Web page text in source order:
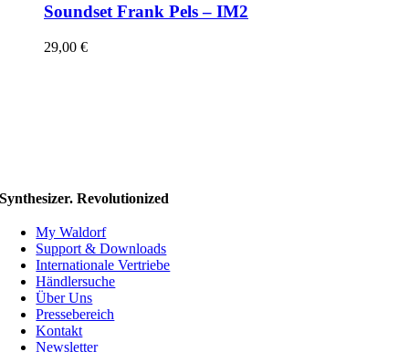
Soundset Frank Pels – IM2
29,00 €
Synthesizer. Revolutionized
My Waldorf
Support & Downloads
Internationale Vertriebe
Händlersuche
Über Uns
Pressebereich
Kontakt
Newsletter